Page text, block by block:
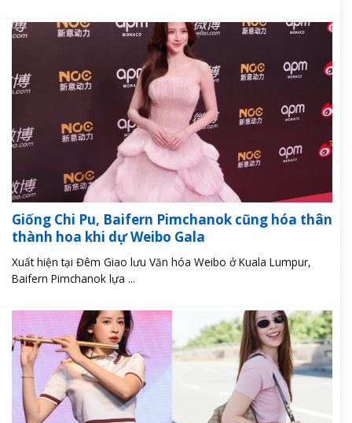
Giống Chi Pu, Baifern Pimchanok cũng hóa thân
thành hoa khi dự Weibo Gala
Xuất hiện tại Đêm Giao lưu Văn hóa Weibo ở Kuala Lumpur,
Baifern Pimchanok lựa ...